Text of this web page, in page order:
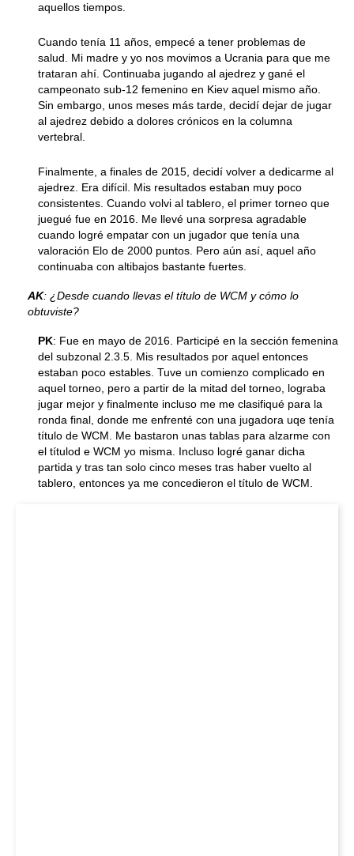
aquellos tiempos.
Cuando tenía 11 años, empecé a tener problemas de
salud. Mi madre y yo nos movimos a Ucrania para que me
trataran ahí. Continuaba jugando al ajedrez y gané el
campeonato sub-12 femenino en Kiev aquel mismo año.
Sin embargo, unos meses más tarde, decidí dejar de jugar
al ajedrez debido a dolores crónicos en la columna
vertebral.
Finalmente, a finales de 2015, decidí volver a dedicarme al
ajedrez. Era difícil. Mis resultados estaban muy poco
consistentes. Cuando volvi al tablero, el primer torneo que
juegué fue en 2016. Me llevé una sorpresa agradable
cuando logré empatar con un jugador que tenía una
valoración Elo de 2000 puntos. Pero aún así, aquel año
continuaba con altibajos bastante fuertes.
AK: ¿Desde cuando llevas el título de WCM y cómo lo
obtuviste?
PK: Fue en mayo de 2016. Participé en la sección femenina
del subzonal 2.3.5. Mis resultados por aquel entonces
estaban poco estables. Tuve un comienzo complicado en
aquel torneo, pero a partir de la mitad del torneo, lograba
jugar mejor y finalmente incluso me me clasifiqué para la
ronda final, donde me enfrenté con una jugadora uqe tenía
título de WCM. Me bastaron unas tablas para alzarme con
el títulod e WCM yo misma. Incluso logré ganar dicha
partida y tras tan solo cinco meses tras haber vuelto al
tablero, entonces ya me concedieron el título de WCM.